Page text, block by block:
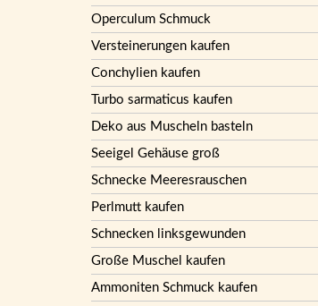
Operculum Schmuck
Versteinerungen kaufen
Conchylien kaufen
Turbo sarmaticus kaufen
Deko aus Muscheln basteln
Seeigel Gehäuse groß
Schnecke Meeresrauschen
Perlmutt kaufen
Schnecken linksgewunden
Große Muschel kaufen
Ammoniten Schmuck kaufen